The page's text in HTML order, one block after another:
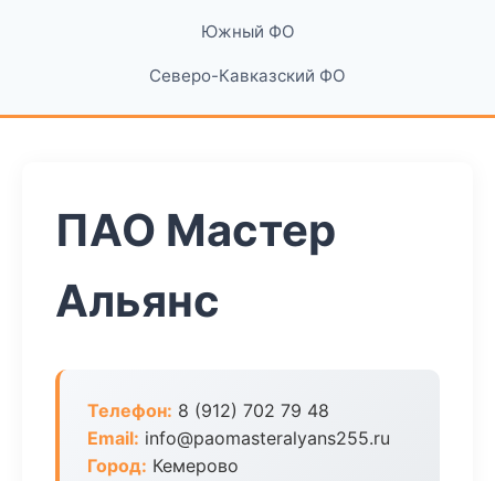
Южный ФО
Северо-Кавказский ФО
ПАО Мастер
Альянс
Телефон: 8 (912) 702 79 48
Email: info@paomasteralyans255.ru
Город: Кемерово